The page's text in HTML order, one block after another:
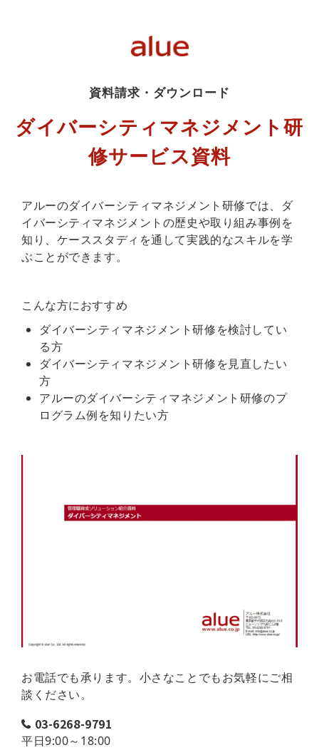
資料請求・ダウンロード
ダイバーシティマネジメント研
修サービス資料
アルーのダイバーシティマネジメント研修では、ダ
イバーシティマネジメントの歴史や取り組み事例を
知り、ケーススタディを通して実践的なスキルを学
ぶことができます。
こんな方におすすめ
ダイバーシティマネジメント研修を検討してい
る方
ダイバーシティマネジメント研修を見直したい
方
アルーのダイバーシティマネジメント研修のプ
ログラム例を知りたい方
お電話でも承ります。小さなことでもお気軽にご相
談ください。
03-6268-9791
平日9:00～18:00